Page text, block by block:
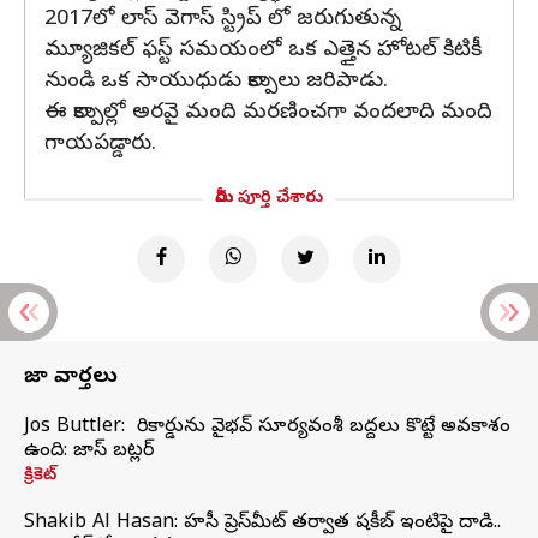
2017లో లాస్ వెగాస్ స్ట్రిప్ లో జరుగుతున్న
మ్యూజికల్ ఫస్ట్ సమయంలో ఒక ఎత్తైన హోటల్ కిటికీ
నుండి ఒక సాయుధుడు కాల్పులు జరిపాడు.
ఈ కాల్పుల్లో అరవై మంది మరణించగా వందలాది మంది
గాయపడ్డారు.
మీరు పూర్తి చేశారు
తాజా వార్తలు
Jos Buttler: నా రికార్డును వైభవ్ సూర్యవంశీ బద్దలు కొట్టే అవకాశం
ఉంది: జాస్ బట్లర్
క్రికెట్
Shakib Al Hasan: హసీనా ప్రెస్‌మీట్‌ తర్వాత షకీబ్‌ ఇంటిపై దాడి..